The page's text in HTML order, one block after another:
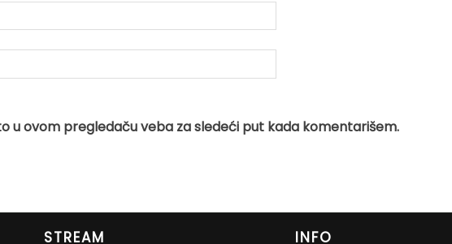
u ovom pregledaču veba za sledeći put kada komentarišem.
STREAM INFO